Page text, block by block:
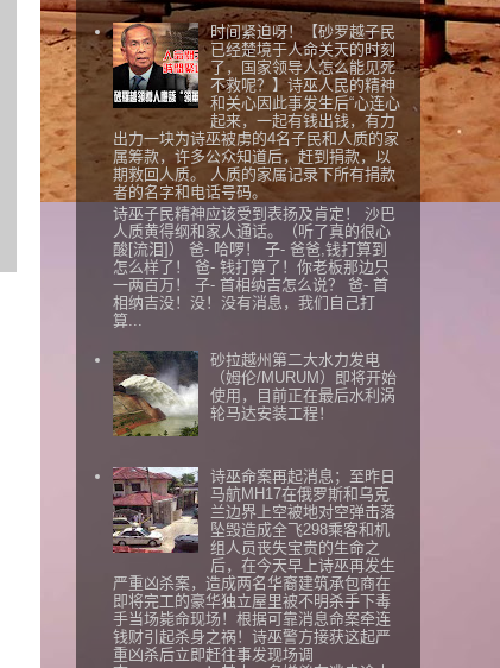
时间紧迫呀！【砂罗越子民
已经楚境于人命关天的时刻
了，国家领导人怎么能见死
不救呢？】诗巫人民的精神
和关心因此事发生后“心连心
起来，一起有钱出钱，有力
出力一块为诗巫被虏的4名子民和人质的家
属筹款，许多公众知道后，赶到捐款，以
期救回人质。 人质的家属记录下所有捐款
者的名字和电话号码。
诗巫子民精神应该受到表扬及肯定！ 沙巴
人质黄得纲和家人通话。（听了真的很心
酸[流泪]） 爸- 哈啰！ 子- 爸爸,钱打算到
怎么样了！ 爸- 钱打算了！你老板那边只
一两百万！ 子- 首相纳吉怎么说？ 爸- 首
相纳吉没！没！没有消息，我们自己打
算...
砂拉越州第二大水力发电
（姆伦/MURUM）即将开始
使用，目前正在最后水利涡
轮马达安装工程！
诗巫命案再起消息；至昨日
马航MH17在俄罗斯和乌克
兰边界上空被地对空弹击落
坠毁造成全飞298乘客和机
组人员丧失宝贵的生命之
后，在今天早上诗巫再发生
严重凶杀案，造成两名华裔建筑承包商在
即将完工的豪华独立屋里被不明杀手下毒
手当场毙命现场！根据可靠消息命案牵连
钱财引起杀身之祸！诗巫警方接获这起严
重凶杀后立即赶往事发现场调